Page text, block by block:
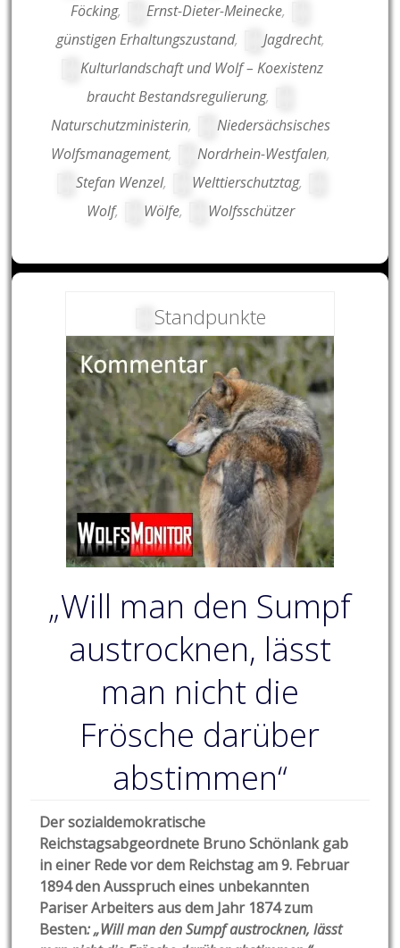
Föcking, Ernst-Dieter-Meinecke,
günstigen Erhaltungszustand, Jagdrecht,
Kulturlandschaft und Wolf – Koexistenz
braucht Bestandsregulierung,
Naturschutzministerin,
Niedersächsisches
Wolfsmanagement, Nordrhein-Westfalen,
Stefan Wenzel, Welttierschutztag,
Wolf, Wölfe, Wolfsschützer
Standpunkte
„Will man den Sumpf
austrocknen, lässt
man nicht die
Frösche darüber
abstimmen“
Der sozialdemokratische
Reichstagsabgeordnete Bruno Schönlank gab
in einer Rede vor dem Reichstag am 9. Februar
1894 den Ausspruch eines unbekannten
Pariser Arbeiters aus dem Jahr 1874 zum
Besten: „Will man den Sumpf austrocknen, lässt